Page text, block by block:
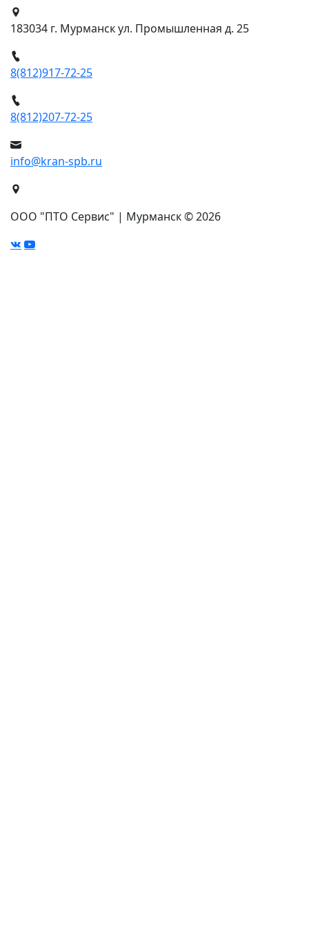
183034 г. Мурманск ул. Промышленная д. 25
8(812)917-72-25
8(812)207-72-25
info@kran-spb.ru
ООО "ПТО Сервис" | Мурманск © 2026